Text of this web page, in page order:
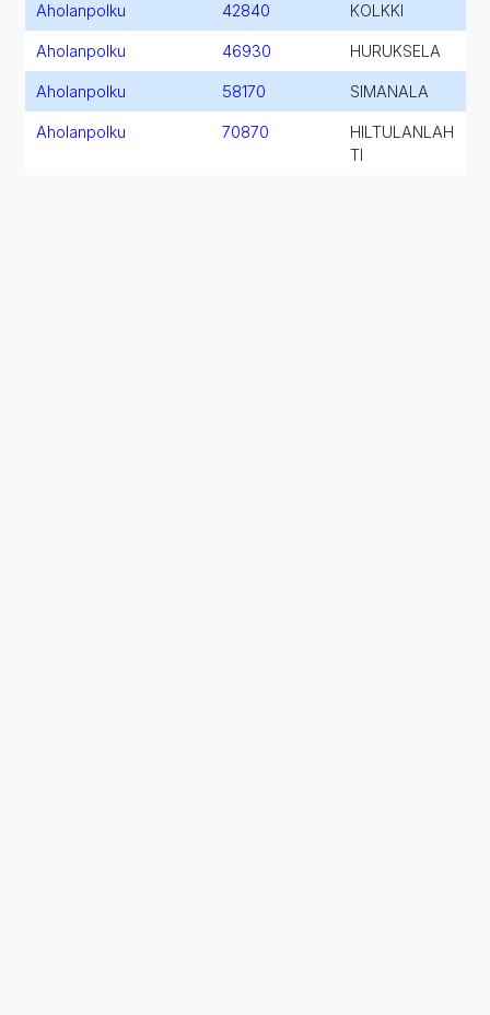
Aholanpolku 42840 KOLKKI
Aholanpolku 46930 HURUKSELA
Aholanpolku 58170 SIMANALA
Aholanpolku 70870
HILTULANLAH
TI